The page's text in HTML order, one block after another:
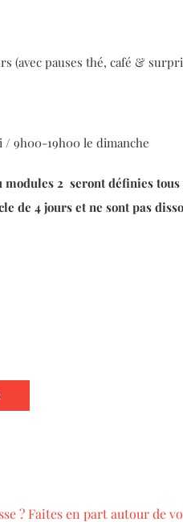
(avec pauses thé, café &
/ 9h00-19h00 le dimanche
modules 2 seront définies
de 4 jours et ne sont pas
? Faites en part autour de